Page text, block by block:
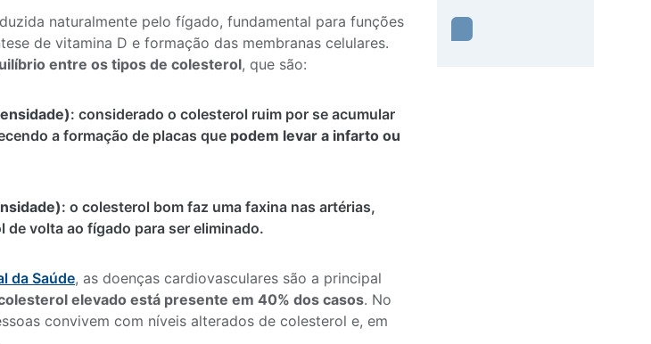
naturalmente pelo fígado, fundamental para funções
de vitamina D e formação das membranas celulares.
entre os tipos de colesterol, que são:
: considerado o colesterol ruim por se acumular
a formação de placas que podem levar a infarto ou
: o colesterol bom faz uma faxina nas artérias,
de volta ao fígado para ser eliminado.
da Saúde, as doenças cardiovasculares são a principal
elevado está presente em 40% dos casos. No
convivem com níveis alterados de colesterol e, em